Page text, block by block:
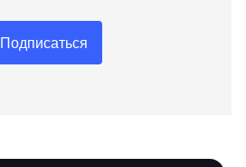
Подписаться